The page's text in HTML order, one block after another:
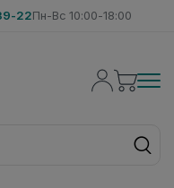
22Пн-Вс 10:00-18:00